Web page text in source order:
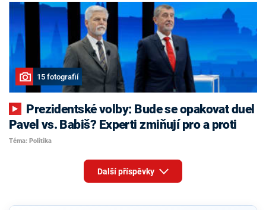
15 fotografií
Pavel vs. Babiš? Experti zmiňují pro a proti
Téma: Politika
Další příspěvky